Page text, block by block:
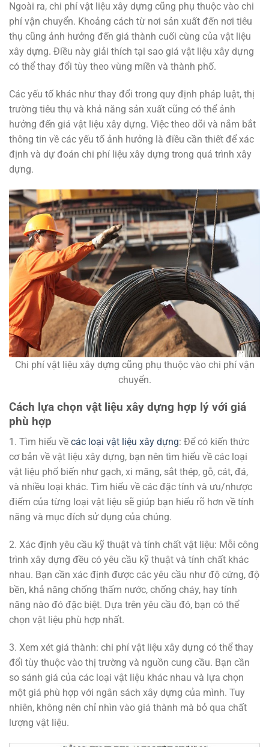
Ngoài ra, chi phí vật liệu xây dựng cũng phụ thuộc vào chi
phí vận chuyển. Khoảng cách từ nơi sản xuất đến nơi tiêu
thụ cũng ảnh hưởng đến giá thành cuối cùng của vật liệu
xây dựng. Điều này giải thích tại sao giá vật liệu xây dựng
có thể thay đổi tùy theo vùng miền và thành phố.
Các yếu tố khác như thay đổi trong quy định pháp luật, thị
trường tiêu thụ và khả năng sản xuất cũng có thể ảnh
hưởng đến giá vật liệu xây dựng. Việc theo dõi và nắm bắt
thông tin về các yếu tố ảnh hưởng là điều cần thiết để xác
định và dự đoán chi phí liệu xây dựng trong quá trình xây
dựng.
Chi phí vật liệu xây dựng cũng phụ thuộc vào chi phí vận
chuyển.
Cách lựa chọn vật liệu xây dựng hợp lý với giá
phù hợp
1. Tìm hiểu về các loại vật liệu xây dựng: Để có kiến thức
cơ bản về vật liệu xây dựng, bạn nên tìm hiểu về các loại
vật liệu phổ biến như gạch, xi măng, sắt thép, gỗ, cát, đá,
và nhiều loại khác. Tìm hiểu về các đặc tính và ưu/nhược
điểm của từng loại vật liệu sẽ giúp bạn hiểu rõ hơn về tính
năng và mục đích sử dụng của chúng.
2. Xác định yêu cầu kỹ thuật và tính chất vật liệu: Mỗi công
trình xây dựng đều có yêu cầu kỹ thuật và tính chất khác
nhau. Bạn cần xác định được các yêu cầu như độ cứng, độ
bền, khả năng chống thấm nước, chống cháy, hay tính
năng nào đó đặc biệt. Dựa trên yêu cầu đó, bạn có thể
chọn vật liệu phù hợp nhất.
3. Xem xét giá thành: chi phí vật liệu xây dựng có thể thay
đổi tùy thuộc vào thị trường và nguồn cung cầu. Bạn cần
so sánh giá của các loại vật liệu khác nhau và lựa chọn
một giá phù hợp với ngân sách xây dựng của mình. Tuy
nhiên, không nên chỉ nhìn vào giá thành mà bỏ qua chất
lượng vật liệu.